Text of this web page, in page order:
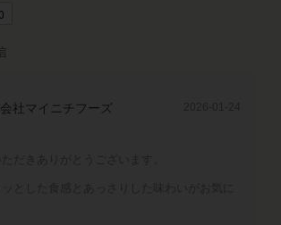
0
社マイニチフーズ